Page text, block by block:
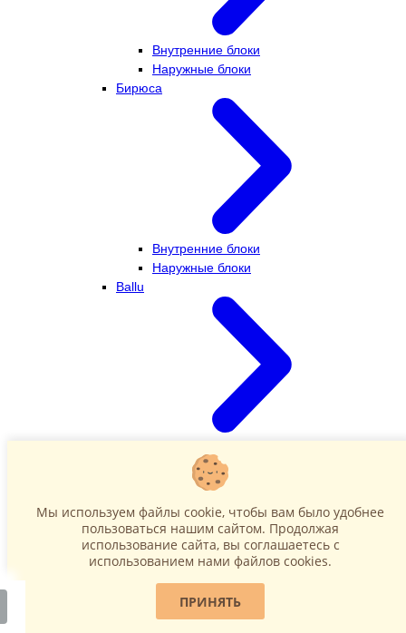
Внутренние блоки
Наружные блоки
Бирюса
Внутренние блоки
Наружные блоки
Ballu
Наружные блоки
Мы используем файлы cookie, чтобы вам было удобнее
пользоваться нашим сайтом. Продолжая
использование сайта, вы соглашаетесь c
использованием нами файлов cookies.
ПРИНЯТЬ